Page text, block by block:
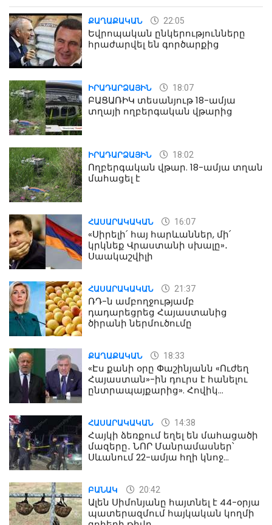
ՔԱՂԱՔԱԿԱՆ 22:05
Եվրոպական ընկերությունները
հրաժարվել են գործարքից
ԻՐԱԴԱՐՁԱՅԻՆ 18:07
ԲԱՑԱՌԻԿ տեսանյութ 18-ամյա
տղայի ողբերգական վթարից
ԻՐԱԴԱՐՁԱՅԻՆ 18:02
Ողբերգական վթար. 18-ամյա տղան
մահացել է
ՀԱՍԱՐԱԿԱԿԱՆ 16:07
«Սիրելի՛ հայ հարևաններ, մի՛
կրկնեք Վրաստանի սխալը»․
Սաակաշվիլի
ՀԱՍԱՐԱԿԱԿԱՆ 21:37
ՌԴ-ն ամբողջությամբ
դադարեցրեց Հայաստանից
ծիրանի ներմուծումը
ՔԱՂԱՔԱԿԱՆ 18:33
«Էս քանի օրը Փաշինյանն «Ուժեղ
Հայաստան»-ին դուրս է հանելու
ընտրապայքարից». Հովիկ
ՀԱՍԱՐԱԿԱԿԱՆ 14:38
Հայկի ձեռքում եղել են մահացածի
մազերը․ ՆՈՐ Մանրամասներ՝
Սևանում 22-ամյա հղի կնոջ
ԲԱՆԱԿ 20:42
Ալեն Սիմոնյանը հայտնել է 44-օրյա
պատերազմում հայկական կողմի